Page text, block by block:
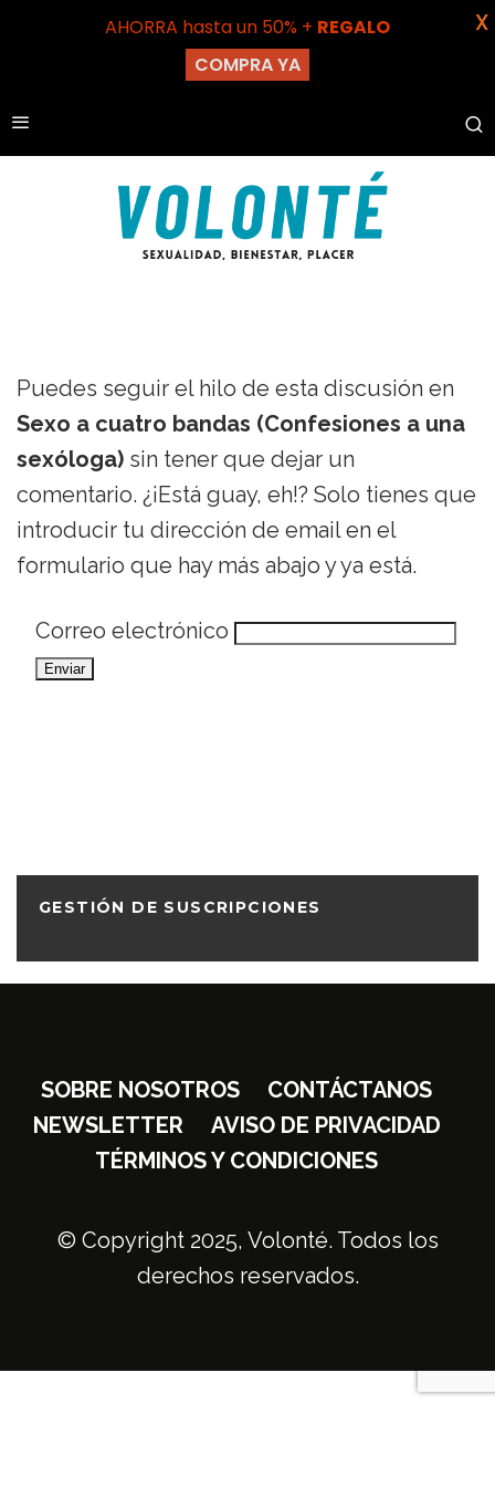
Puedes seguir el hilo de esta discusión en
Sexo a cuatro bandas (Confesiones a una
sexóloga) sin tener que dejar un
comentario. ¿¡Está guay, eh!? Solo tienes que
introducir tu dirección de email en el
formulario que hay más abajo y ya está.
Correo electrónico
GESTIÓN DE SUSCRIPCIONES
SOBRE NOSOTROS
CONTÁCTANOS
NEWSLETTER
AVISO DE PRIVACIDAD
TÉRMINOS Y CONDICIONES
© Copyright 2025, Volonté. Todos los
derechos reservados.
AHORRA hasta un 50% + REGALO
COMPRA YA
X